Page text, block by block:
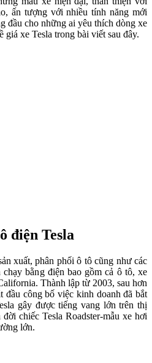
ấn tượng với nhiều tính năng mới
đầu cho những ai yêu thích dòng xe
xe Tesla trong bài viết sau đây.
điện Tesla
xuất, phân phối ô tô cũng như các
bằng điện bao gồm cả ô tô, xe
Thành lập từ 2003, sau hơn
đầu công bố việc kinh doanh đã bắt
gây được tiếng vang lớn trên thị
chiếc Tesla Roadster-mẫu xe hơi
lớn.